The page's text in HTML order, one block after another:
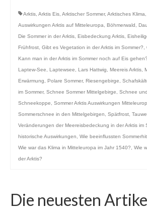
Arktis Arktis Eis Arktischer Sommer, Arktisches Klima
Auswirkungen Arktis auf Mitteleuropa
Böhmerwald
Die Sommer in der Arktis Eisbedeckung Arktis
Frühfrost Gibt es Vegetation in der Arktis im Sommer?
Kann man in der Arktis im Sommer noch auf Eis gehen?
Laptew-See
Laptewsee Lars Hattwig Meereis Arktis
Erwärmung
Polare Sommer, Riesengebirge
im Sommer, Schnee Sommer Mittelgebirge Schnee
Schneekoppe
Sommer Arktis Auswirkungen
Sommerschnee in den Mittelgebirgen
Spätfrost
Veränderungen der Meereisbedeckung in der Arktis im
historische Auswirkungen
Wie beeinflussten
Wie war das Klima in Mitteleuropa im Jahr 1540?
Wie
der Arktis?
Die neuesten